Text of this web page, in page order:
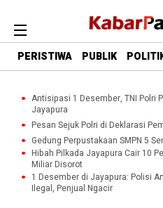
PERISTIWA PUBLIK
Antisipasi 1 Desember, TNI Polri
Jayapura
Pesan Sejuk Polri di Deklarasi
Gedung Perpustakaan SMPN 5
Hibah Pilkada Jayapura Cair 10
Miliar Disorot
1 Desember di Jayapura: Polisi
Ilegal, Penjual Ngacir